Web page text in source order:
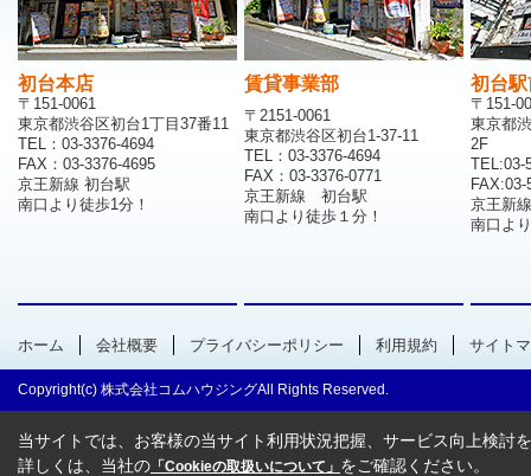
初台本店
〒151-0061
東京都渋谷区初台1丁目37番11
TEL：03-3376-4694
FAX：03-3376-4695
京王新線 初台駅
南口より徒歩1分！
賃貸事業部
〒2151-0061
東京都渋谷区初台1-37-11
TEL：03-3376-4694
FAX：03-3376-0771
京王新線 初台駅
南口より徒歩１分！
初台
〒151-
東京都
2F
TEL:03-
FAX:03-
京王新
南口よ
ホーム 会社概要 プライバシーポリシー 利用規約 サイト
Copyright(c) 株式会社コムハウジングAll Rights Reserved.
当サイトでは、お客様の当サイト利用状況把握、サービス向上検討
詳しくは、当社の 「Cookieの取扱いについて」 をご確認ください。